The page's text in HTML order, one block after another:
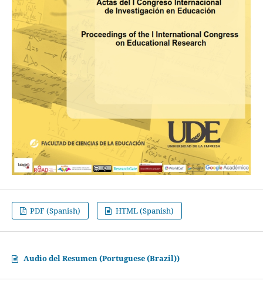
PDF (Spanish) HTML (Spanish)
Audio del Resumen (Portuguese (Brazil))